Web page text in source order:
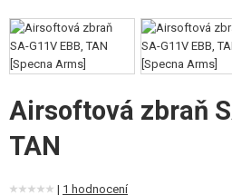
BRÝLE, MASKY
VÝSTROJ, UNIFORMY, POUZDRA
MASKOVÁNÍ, BARVY, PÁSKY
VYSÍLAČKY, HEADSETY, KAMERY
Airsoftová zbraň
TAN
| 1 hodnocení